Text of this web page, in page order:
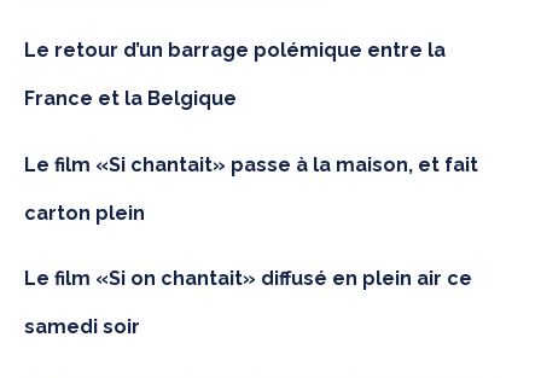
Le retour d’un barrage polémique entre la
France et la Belgique
Le film «Si chantait» passe à la maison, et fait
carton plein
Le film «Si on chantait» diffusé en plein air ce
samedi soir